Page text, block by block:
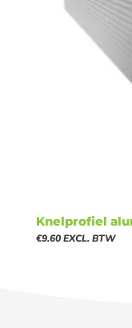
Knelprofiel
€9.60 EXCL. BTW